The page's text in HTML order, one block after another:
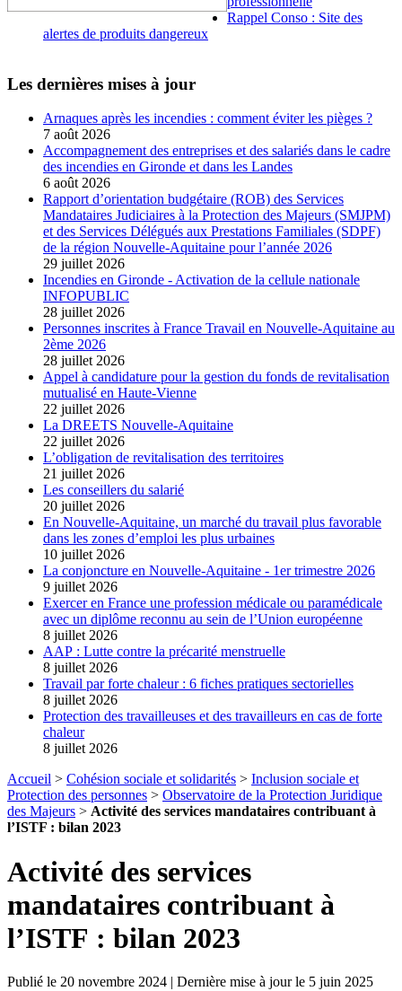
Rappel Conso : Site des
alertes de produits dangereux
Les dernières mises à jour
Arnaques après les incendies : comment éviter les pièges ?
7 août 2026
Accompagnement des entreprises et des salariés dans le cadre
des incendies en Gironde et dans les Landes
6 août 2026
Rapport d’orientation budgétaire (ROB) des Services
Mandataires Judiciaires à la Protection des Majeurs (SMJPM)
et des Services Délégués aux Prestations Familiales (SDPF)
de la région Nouvelle-Aquitaine pour l’année 2026
29 juillet 2026
Incendies en Gironde - Activation de la cellule nationale
INFOPUBLIC
28 juillet 2026
Personnes inscrites à France Travail en Nouvelle-Aquitaine au
2ème 2026
28 juillet 2026
Appel à candidature pour la gestion du fonds de revitalisation
mutualisé en Haute-Vienne
22 juillet 2026
La DREETS Nouvelle-Aquitaine
22 juillet 2026
L’obligation de revitalisation des territoires
21 juillet 2026
Les conseillers du salarié
20 juillet 2026
En Nouvelle-Aquitaine, un marché du travail plus favorable
dans les zones d’emploi les plus urbaines
10 juillet 2026
La conjoncture en Nouvelle-Aquitaine - 1er trimestre 2026
9 juillet 2026
Exercer en France une profession médicale ou paramédicale
avec un diplôme reconnu au sein de l’Union européenne
8 juillet 2026
AAP : Lutte contre la précarité menstruelle
8 juillet 2026
Travail par forte chaleur : 6 fiches pratiques sectorielles
8 juillet 2026
Protection des travailleuses et des travailleurs en cas de forte
chaleur
8 juillet 2026
Accueil > Cohésion sociale et solidarités > Inclusion sociale et
Protection des personnes > Observatoire de la Protection Juridique
des Majeurs > Activité des services mandataires contribuant à
l’ISTF : bilan 2023
Activité des services
mandataires contribuant à
l’ISTF : bilan 2023
Publié le 20 novembre 2024 | Dernière mise à jour le 5 juin 2025